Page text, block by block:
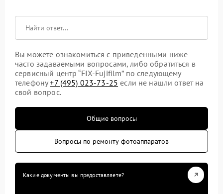
Вы можете ознакомиться с приведенными ниже
часто задаваемыми вопросами, либо обратиться в
сервисный центр “FIX-Fujifilm” по следующему
телефону+7 (495) 023-73-25 если не нашли ответ на
свой вопрос.
Общие вопросы
Вопросы по ремонту фотоаппаратов
Какие документы вы предоставляете?